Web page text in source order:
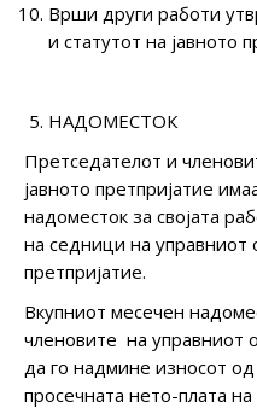
Врши други работи
и статутот на јавното
НАДОМЕСТОК
Претседателот и
јавното претпријатие
надоместок за својата
на седници на управниот
претпријатие.
Вкупниот месечен
членовите на управниот
да го надмине износот
просечната нето-плата